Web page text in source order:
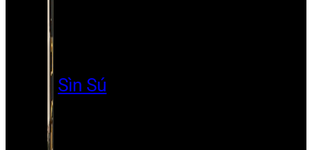
Sìn Sú